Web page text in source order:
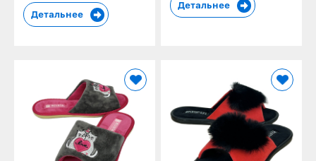
Детальнее
Детальнее